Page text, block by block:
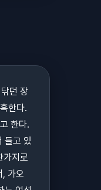
던 장
한다.
한다.
들고 있
가지로
, 가오